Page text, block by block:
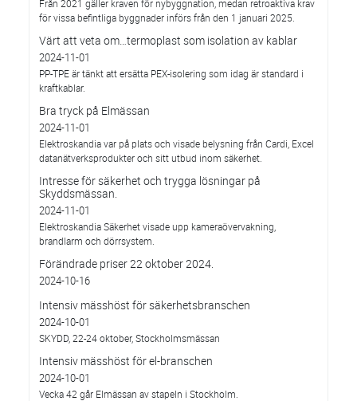
Från 2021 gäller kraven för nybyggnation, medan retroaktiva krav
för vissa befintliga byggnader införs från den 1 januari 2025.
Värt att veta om…termoplast som isolation av kablar
2024-11-01
PP-TPE är tänkt att ersätta PEX-isolering som idag är standard i
kraftkablar.
Bra tryck på Elmässan
2024-11-01
Elektroskandia var på plats och visade belysning från Cardi, Excel
datanätverksprodukter och sitt utbud inom säkerhet.
Intresse för säkerhet och trygga lösningar på
Skyddsmässan.
2024-11-01
Elektroskandia Säkerhet visade upp kameraövervakning,
brandlarm och dörrsystem.
Förändrade priser 22 oktober 2024.
2024-10-16
Intensiv mässhöst för säkerhetsbranschen
2024-10-01
SKYDD, 22-24 oktober, Stockholmsmässan
Intensiv mässhöst för el-branschen
2024-10-01
Vecka 42 går Elmässan av stapeln i Stockholm.